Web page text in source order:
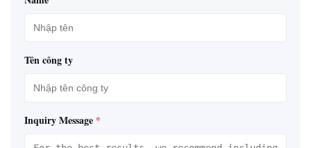
Tên công ty
Inquiry Message *